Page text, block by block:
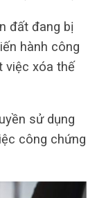
đất đang bị
hành công
việc xóa thế
sử dụng
công chứng